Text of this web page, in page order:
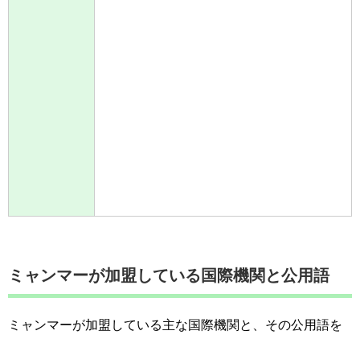
ミャンマーが加盟している国際機関と公用語
ミャンマーが加盟している主な国際機関と、その公用語を